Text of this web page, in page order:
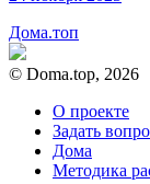
Дома.топ
© Doma.top, 2026
О проекте
Задать
Дома
Методика